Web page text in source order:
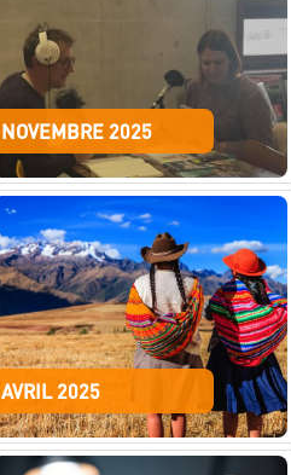
NOVEMBRE 2025
AVRIL 2025